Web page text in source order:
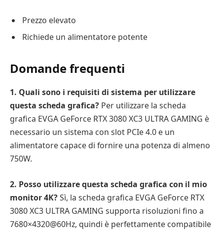
Prezzo elevato
Richiede un alimentatore potente
Domande frequenti
1. Quali sono i requisiti di sistema per utilizzare
questa scheda grafica? Per utilizzare la scheda
grafica EVGA GeForce RTX 3080 XC3 ULTRA GAMING è
necessario un sistema con slot PCIe 4.0 e un
alimentatore capace di fornire una potenza di almeno
750W.
2. Posso utilizzare questa scheda grafica con il mio
monitor 4K?Sì, la scheda grafica EVGA GeForce RTX
3080 XC3 ULTRA GAMING supporta risoluzioni fino a
7680×4320@60Hz, quindi è perfettamente compatibile